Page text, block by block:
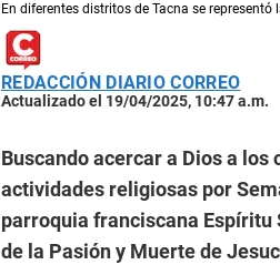
En diferentes distritos de Tacna se
REDACCIÓN DIARIO CORREO
Actualizado el 19/04/2025, 10:47 a.m.
Buscando acercar a Dios a
actividades religiosas por
parroquia franciscana Espíritu
de la Pasión y Muerte de